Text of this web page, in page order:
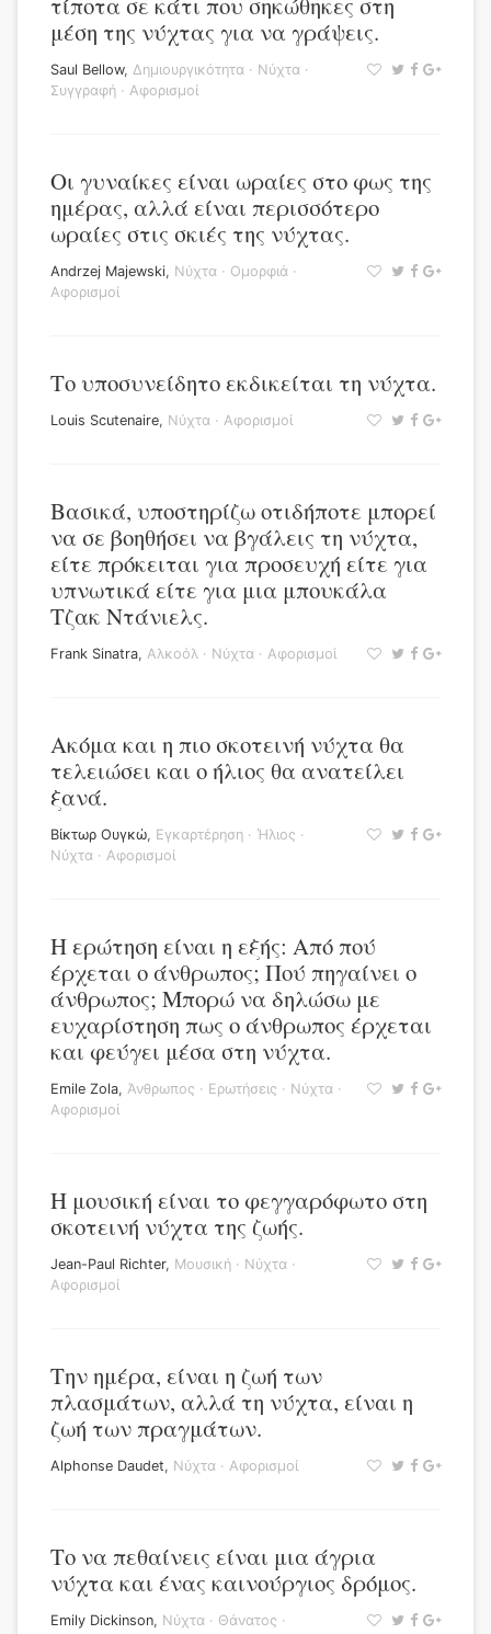
μέση της νύχτας για να γράψεις.
Saul Bellow, Δημιουργικότητα · Νύχτα ·
Συγγραφή · Αφορισμοί
Οι γυναίκες είναι ωραίες στο φως της
ημέρας, αλλά είναι περισσότερο
ωραίες στις σκιές της νύχτας.
Andrzej Majewski, Νύχτα · Ομορφιά ·
Αφορισμοί
Το υποσυνείδητο εκδικείται τη νύχτα.
Louis Scutenaire, Νύχτα · Αφορισμοί
Βασικά, υποστηρίζω οτιδήποτε μπορεί
να σε βοηθήσει να βγάλεις τη νύχτα,
είτε πρόκειται για προσευχή είτε για
υπνωτικά είτε για μια μπουκάλα
Τζακ Ντάνιελς.
Frank Sinatra, Αλκοόλ · Νύχτα · Αφορισμοί
Ακόμα και η πιο σκοτεινή νύχτα θα
τελειώσει και ο ήλιος θα ανατείλει
ξανά.
Βίκτωρ Ουγκώ, Εγκαρτέρηση · Ήλιος ·
Νύχτα · Αφορισμοί
Η ερώτηση είναι η εξής: Από πού
έρχεται ο άνθρωπος; Πού πηγαίνει ο
άνθρωπος; Μπορώ να δηλώσω με
ευχαρίστηση πως ο άνθρωπος έρχεται
και φεύγει μέσα στη νύχτα.
Emile Zola, Άνθρωπος · Ερωτήσεις · Νύχτα ·
Αφορισμοί
Η μουσική είναι το φεγγαρόφωτο στη
σκοτεινή νύχτα της ζωής.
Jean-Paul Richter, Μουσική · Νύχτα ·
Αφορισμοί
Την ημέρα, είναι η ζωή των
πλασμάτων, αλλά τη νύχτα, είναι η
ζωή των πραγμάτων.
Alphonse Daudet, Νύχτα · Αφορισμοί
Το να πεθαίνεις είναι μια άγρια
νύχτα και ένας καινούργιος δρόμος.
Emily Dickinson, Νύχτα · Θάνατος ·